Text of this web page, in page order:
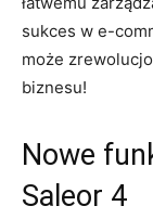
sukces w e-
może⁣
biznesu!
Nowe
Saleor 4